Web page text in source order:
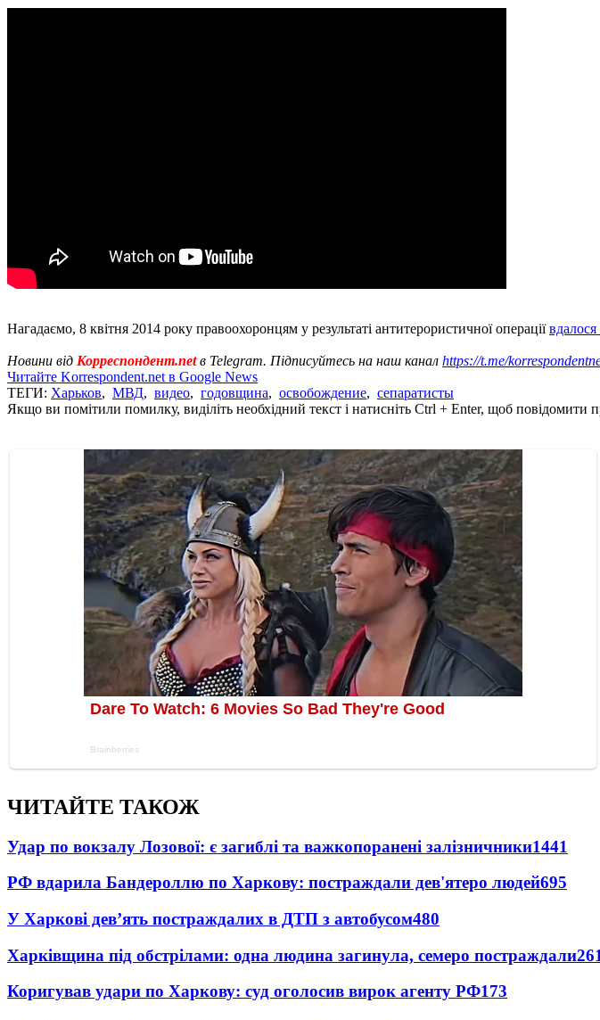
Нагадаємо, 8 квітня 2014 року правоохоронцям у результаті антитерористичної операції
Новини від Корреспондент.netв Telegram. Підписуйтесь на наш канал https://t.me/
Читайте Korrespondent.net в Google News
ТЕГИ: Харьков, МВД, видео, годовщина, освобождение, сепаратисты
Якщо ви помітили помилку, виділіть необхідний текст і натисніть Ctrl + Enter, щоб повідомити
ЧИТАЙТЕ ТАКОЖ
Удар по вокзалу Лозової: є загиблі та важкопоранені залізничники1441
РФ вдарила Бандероллю по Харкову: постраждали дев'ятеро людей695
У Харкові дев’ять постраждалих в ДТП з автобусом480
Харківщина під обстрілами: одна людина загинула, семеро постраждали261
Коригував удари по Харкову: суд оголосив вирок агенту РФ173